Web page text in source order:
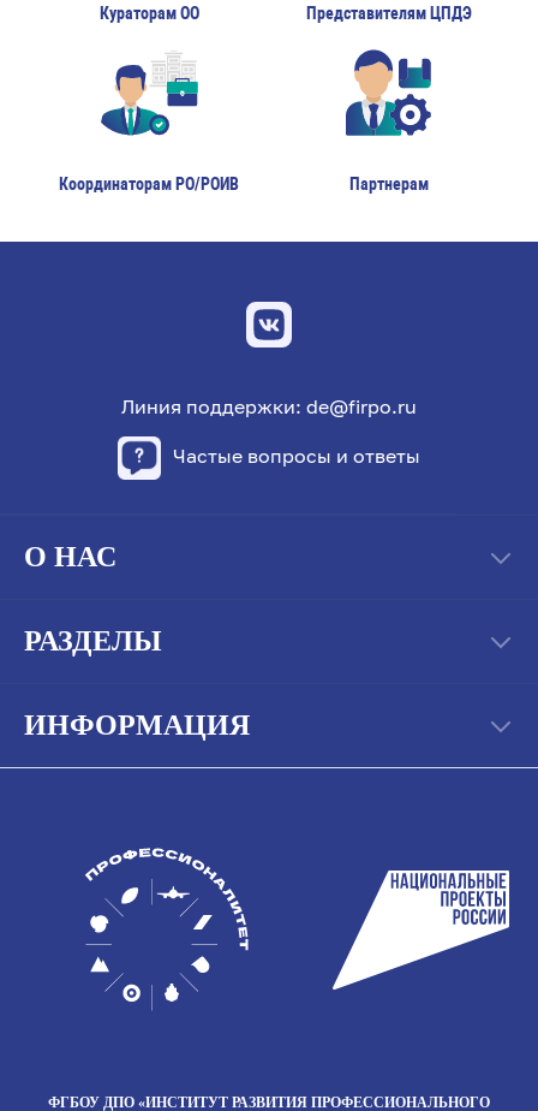
Кураторам ОО Представителям ЦПДЭ
Координаторам РО/РОИВ Партнерам
Линия поддержки: de@firpo.ru
Частые вопросы и ответы
О НАС
РАЗДЕЛЫ
ИНФОРМАЦИЯ
ФГБОУ ДПО «ИНСТИТУТ РАЗВИТИЯ ПРОФЕССИОНАЛЬНОГО